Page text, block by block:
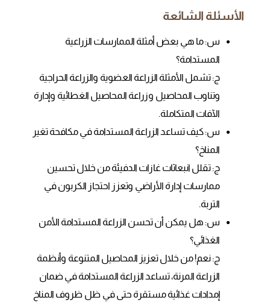
الأسئلة الشائعة
س: ما هي بعض أمثلة الممارسات الزراعية
المستدامة؟
ج: تشمل الأمثلة الزراعة العضوية والزراعة الحراجية
وتناوب المحاصيل وزراعة المحاصيل الغطائية وإدارة
الآفات المتكاملة.
س: كيف تساعد الزراعة المستدامة في مكافحة تغير
المناخ؟
ج: تقلل انبعاثات غازات الدفيئة من خلال تحسين
ممارسات إدارة الأراضي وتعزز احتجاز الكربون في
التربة.
س: هل يمكن أن تحسن الزراعة المستدامة الأمن
الغذائي؟
ج: نعم! من خلال تعزيز المحاصيل المتنوعة وأنظمة
الزراعة المرنة، تساعد الزراعة المستدامة في ضمان
إمدادات غذائية مستقرة حتى في ظل ظروف المناخ